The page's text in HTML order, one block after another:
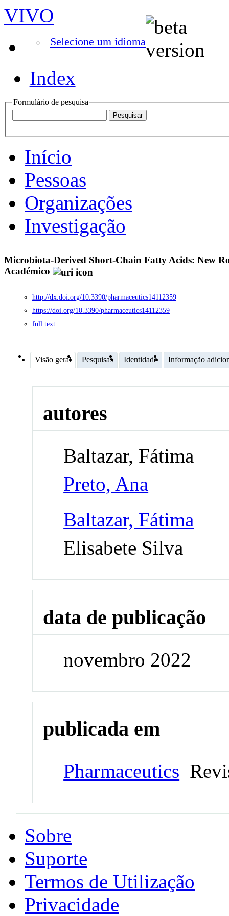
VIVO
Selecione um idioma
Index
Formulário de pesquisa
Início
Pessoas
Organizações
Investigação
Microbiota-Derived Short-Chain Fatty Acids: New
Académico
http://dx.doi.org/10.3390/pharmaceutics14112359
https://doi.org/10.3390/pharmaceutics14112359
full text
Visão geral Pesquisas Identidade Informação
autores
Baltazar, Fátima
Preto, Ana
Baltazar, Fátima
Elisabete Silva
data de publicação
novembro 2022
publicada em
Pharmaceutics
Sobre
Suporte
Termos de Utilização
Privacidade